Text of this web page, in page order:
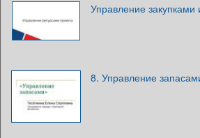
Управление закупками
8. Управление